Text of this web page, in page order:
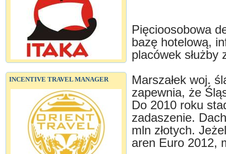
INCENTIVE TRAVEL MANAGER
Pięcioosobowa
bazę hotelową,
placówek służby
Marszałek woj.
zapewnia, że
Do 2010 roku
zadaszenie.
mln złotych.
aren Euro 2012,